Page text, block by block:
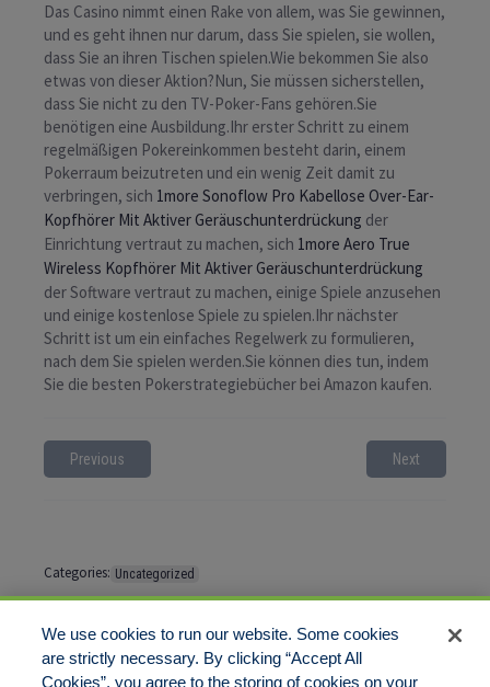
Das Casino nimmt einen Rake von allem, was Sie gewinnen,
und es geht ihnen nur darum, dass Sie spielen, sie wollen,
dass Sie an ihren Tischen spielen.Wie bekommen Sie also
etwas von dieser Aktion?Nun, Sie müssen sicherstellen,
dass Sie nicht zu den TV-Poker-Fans gehören.Sie
benötigen eine Ausbildung.Ihr erster Schritt zu einem
regelmäßigen Pokereinkommen besteht darin, einem
Pokerraum beizutreten und ein wenig Zeit damit zu
verbringen, sich 1more Sonoflow Pro Kabellose Over-Ear-
Kopfhörer Mit Aktiver Geräuschunterdrückung der
Einrichtung vertraut zu machen, sich 1more Aero True
Wireless Kopfhörer Mit Aktiver Geräuschunterdrückung
der Software vertraut zu machen, einige Spiele anzusehen
und einige kostenlose Spiele zu spielen.Ihr nächster
Schritt ist um ein einfaches Regelwerk zu formulieren,
nach dem Sie spielen werden.Sie können dies tun, indem
Sie die besten Pokerstrategiebücher bei Amazon kaufen.
Previous Next
Categories: Uncategorized
Tags:
We use cookies to run our website. Some cookies
are strictly necessary. By clicking “Accept All
Cookies”, you agree to the storing of cookies on your